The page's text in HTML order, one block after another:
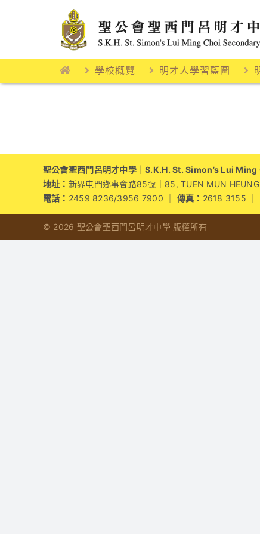
學校概覽 明才人學習藍圖
聖公會聖西門呂明才中學｜S.K.H. St. Simon’s Lui
地址： 新界屯門鄉事會路85號｜85, TUEN MUN
電話： 2459 8236/3956 7900 ｜ 傳真： 2618 3155 ｜
© 2026 聖公會聖西門呂明才中學 版權所有